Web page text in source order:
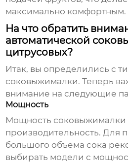
максимально комфортным.
На что обратить
автоматической
цитрусовых?
Итак, вы определились с
соковыжималки. Теперь
внимание на следующие
Мощность
Мощность соковыжималки
производительность. Для
большого объема сока
выбирать модели с